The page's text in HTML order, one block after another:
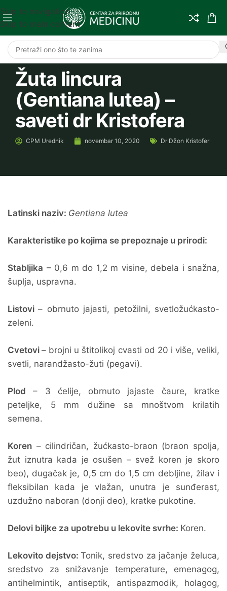
Skip to navigation
Skip to main content
Žuta lincura
(Gentiana lutea) –
saveti dr Kristofera
CPM Urednik novembar 10, 2020 Dr Džon Kristofer
Latinski naziv: Gentiana lutea
Karakteristike po kojima se prepoznaje u prirodi:
Stabljika – 0,6 m do 1,2 m visine, debela i snažna,
šuplja, uspravna.
Listovi– obrnuto jajasti, petožilni, svetložućkasto-
zeleni.
Cvetovi– brojni u štitolikoj cvasti od 20 i više, veliki,
svetli, narandžasto-žuti (pegavi).
Plod – 3 ćelije, obrnuto jajaste čaure, kratke
peteljke, 5 mm dužine sa mnoštvom krilatih
semena.
Koren – cilindričan, žućkasto-braon (braon spolja,
žut iznutra kada je osušen – svež koren je skoro
beo), dugačak je, 0,5 cm do 1,5 cm debljine, žilav i
fleksibilan kada je vlažan, unutra je sunđerast,
uzdužno naboran (donji deo), kratke pukotine.
Delovi biljke za upotrebu u lekovite svrhe: Koren.
Lekovito dejstvo:Tonik, sredstvo za jačanje želuca,
sredstvo za snižavanje temperature, emenagog,
antihelmintik, antiseptik, antispazmodik, holagog,